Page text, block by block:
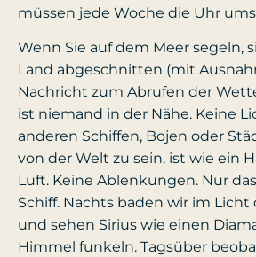
müssen jede Woche die Uhr
Wenn Sie auf dem Meer segeln,
Land abgeschnitten (mit
Nachricht zum Abrufen der
ist niemand in der Nähe. Keine
anderen Schiffen, Bojen oder
von der Welt zu sein, ist wie ein
Luft. Keine Ablenkungen. Nur
Schiff. Nachts baden wir im Licht
und sehen Sirius wie einen
Himmel funkeln. Tagsüber